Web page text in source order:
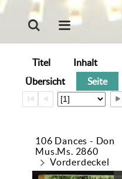
Titel
Inhalt
Übersicht
Seite
106 Dances - Don
Mus.Ms. 2860
Vorderdeckel